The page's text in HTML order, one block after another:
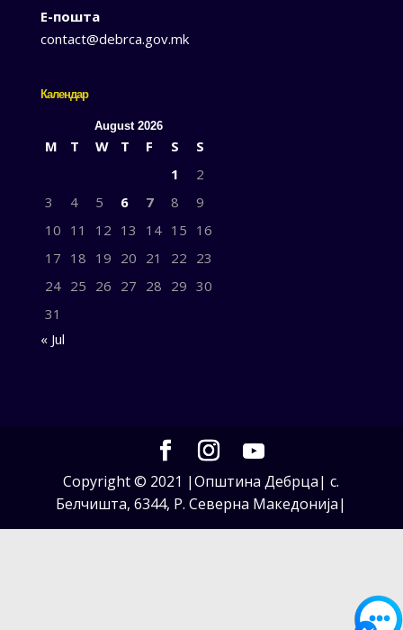
Е-пошта
contact@debrca.gov.mk
Календар
August 2026
M T W T F S
S
1
2
3
4 5 6 7 8
9
10 11 12 13 14 15 16
17 18 19 20 21 22 23
24 25 26 27 28 29 30
31
« Jul
Copyright © 2021 |Општина Дебрца| с.
Белчишта, 6344, Р. Северна Македонија|